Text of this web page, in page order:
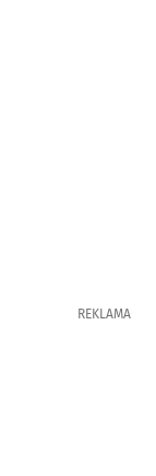
REKLAMA